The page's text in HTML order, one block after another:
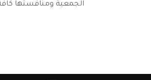
الجمعية ومنافستها